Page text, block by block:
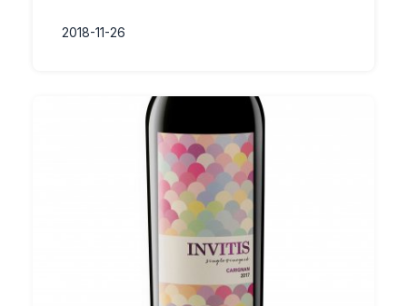
2018-11-26